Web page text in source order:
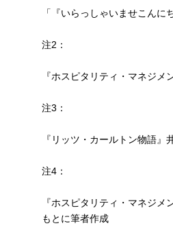
「『いらっしゃいませこん
注2：
『ホスピタリティ・マネジ
注3：
『リッツ・カールトン物語
注4：
『ホスピタリティ・マネジ
もとに筆者作成